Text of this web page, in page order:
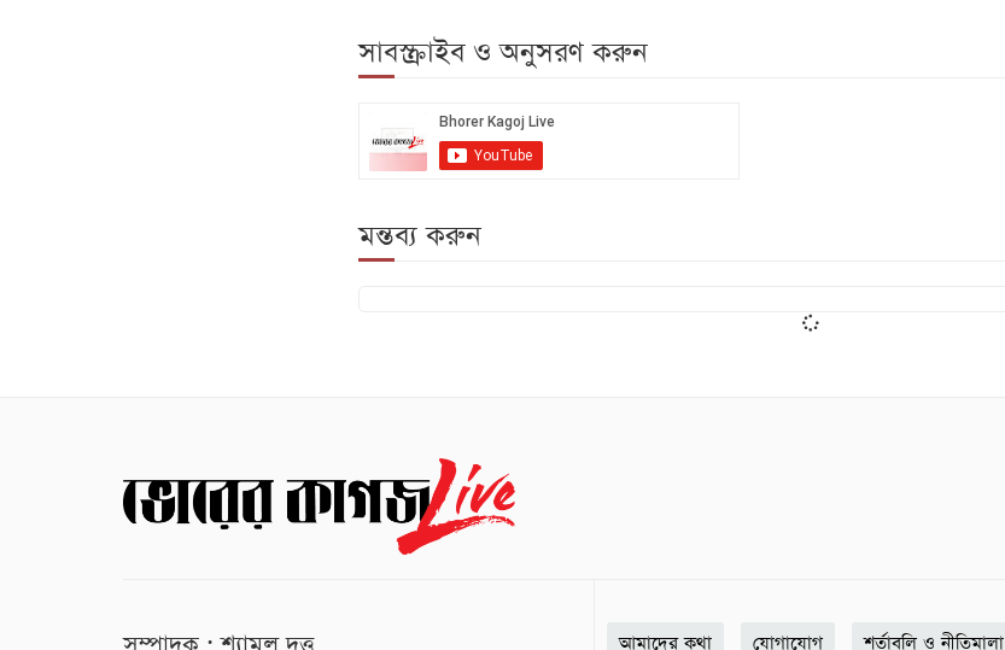
সাবস্ক্রাইব ও অনুসরণ করুন
মন্তব্য করুন
আমাদের কথা যোগাযোগ শর্তাবলি ও নীতিমালা